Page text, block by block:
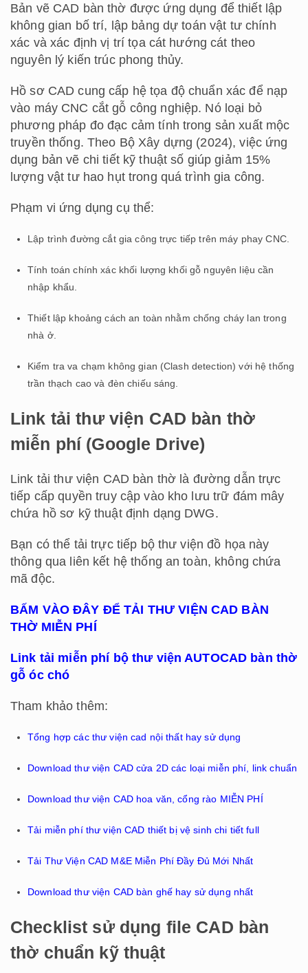
Bản vẽ CAD bàn thờ được ứng dụng để thiết lập
không gian bố trí, lập bảng dự toán vật tư chính
xác và xác định vị trí tọa cát hướng cát theo
nguyên lý kiến trúc phong thủy.
Hồ sơ CAD cung cấp hệ tọa độ chuẩn xác để nạp
vào máy CNC cắt gỗ công nghiệp. Nó loại bỏ
phương pháp đo đạc cảm tính trong sản xuất mộc
truyền thống. Theo Bộ Xây dựng (2024), việc ứng
dụng bản vẽ chi tiết kỹ thuật số giúp giảm 15%
lượng vật tư hao hụt trong quá trình gia công.
Phạm vi ứng dụng cụ thể:
Lập trình đường cắt gia công trực tiếp trên máy phay CNC.
Tính toán chính xác khối lượng khối gỗ nguyên liệu cần
nhập khẩu.
Thiết lập khoảng cách an toàn nhằm chống cháy lan trong
nhà ở.
Kiểm tra va chạm không gian (Clash detection) với hệ thống
trần thạch cao và đèn chiếu sáng.
Link tải thư viện CAD bàn thờ
miễn phí (Google Drive)
Link tải thư viện CAD bàn thờ là đường dẫn trực
tiếp cấp quyền truy cập vào kho lưu trữ đám mây
chứa hồ sơ kỹ thuật định dạng DWG.
Bạn có thể tải trực tiếp bộ thư viện đồ họa này
thông qua liên kết hệ thống an toàn, không chứa
mã độc.
BẤM VÀO ĐÂY ĐỂ TẢI THƯ VIỆN CAD BÀN
THỜ MIỄN PHÍ
Link tải miễn phí bộ thư viện AUTOCAD bàn thờ
gỗ óc chó
Tham khảo thêm:
Tổng hợp các thư viện cad nội thất hay sử dụng
Download thư viện CAD cửa 2D các loại miễn phí, link chuẩn
Download thư viện CAD hoa văn, cổng rào MIỄN PHÍ
Tải miễn phí thư viện CAD thiết bị vệ sinh chi tiết full
Tải Thư Viện CAD M&E Miễn Phí Đầy Đủ Mới Nhất
Download thư viện CAD bàn ghế hay sử dụng nhất
Checklist sử dụng file CAD bàn
thờ chuẩn kỹ thuật